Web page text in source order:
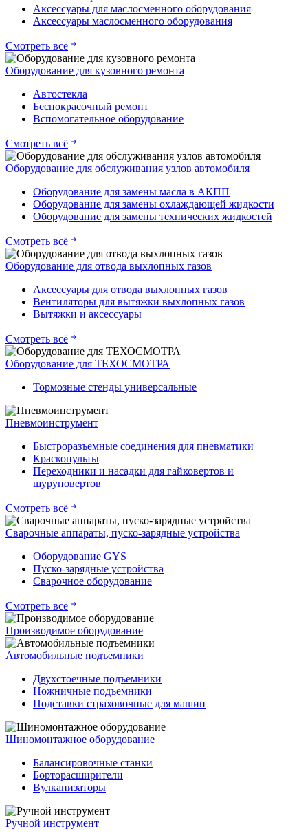
Аксессуары для маслосменного оборудования
Аксессуары маслосменного оборудования
Смотреть всё
Оборудование для кузовного ремонта
Автостекла
Беспокрасочный ремонт
Вспомогательное оборудование
Смотреть всё
Оборудование для обслуживания узлов автомобиля
Оборудование для замены масла в АКПП
Оборудование для замены охлаждающей жидкости
Оборудование для замены технических жидкостей
Смотреть всё
Оборудование для отвода выхлопных газов
Аксессуары для отвода выхлопных газов
Вентиляторы для вытяжки выхлопных газов
Вытяжки и аксессуары
Смотреть всё
Оборудование для ТЕХОСМОТРА
Тормозные стенды универсальные
Пневмоинструмент
Быстроразъемные соединения для пневматики
Краскопульты
Переходники и насадки для гайковертов и
шуруповертов
Смотреть всё
Сварочные аппараты, пуско-зарядные устройства
Оборудование GYS
Пуско-зарядные устройства
Сварочное оборудование
Смотреть всё
Производимое оборудование
Автомобильные подъемники
Двухстоечные подъемники
Ножничные подъемники
Подставки страховочные для машин
Шиномонтажное оборудование
Балансировочные станки
Борторасширители
Вулканизаторы
Ручной инструмент